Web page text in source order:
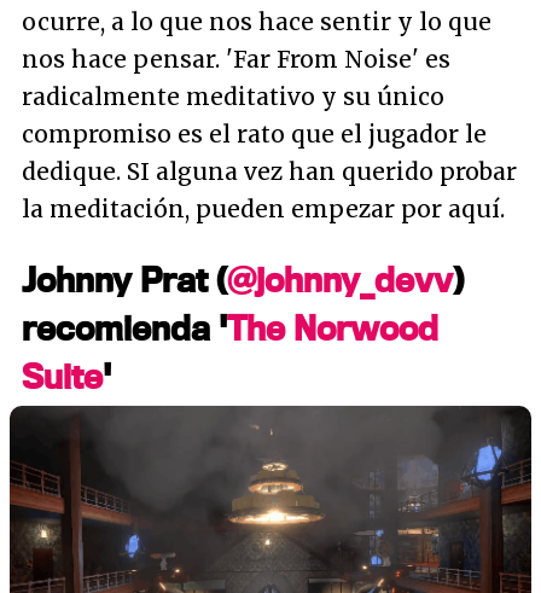
ocurre, a lo que nos hace sentir y lo que
nos hace pensar. 'Far From Noise' es
radicalmente meditativo y su único
compromiso es el rato que el jugador le
dedique. SI alguna vez han querido probar
la meditación, pueden empezar por aquí.
Johnny Prat (@johnny_devv)
recomienda 'The Norwood
Suite'